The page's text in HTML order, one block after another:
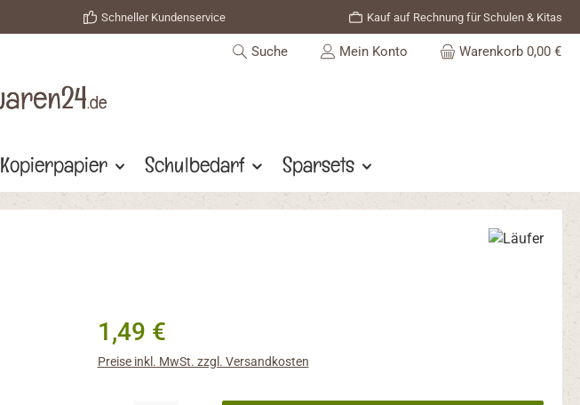
Schneller Kundenservice Kauf auf Rechnung für Schulen & Kitas
Suche Mein Konto Warenkorb 0,00 €
Kopierpapier Schulbedarf Sparsets
Regulärer Preis:
1,49 €
Preise inkl. MwSt. zzgl. Versandkosten